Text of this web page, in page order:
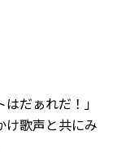
だぁれだ！」
歌声と共にみ